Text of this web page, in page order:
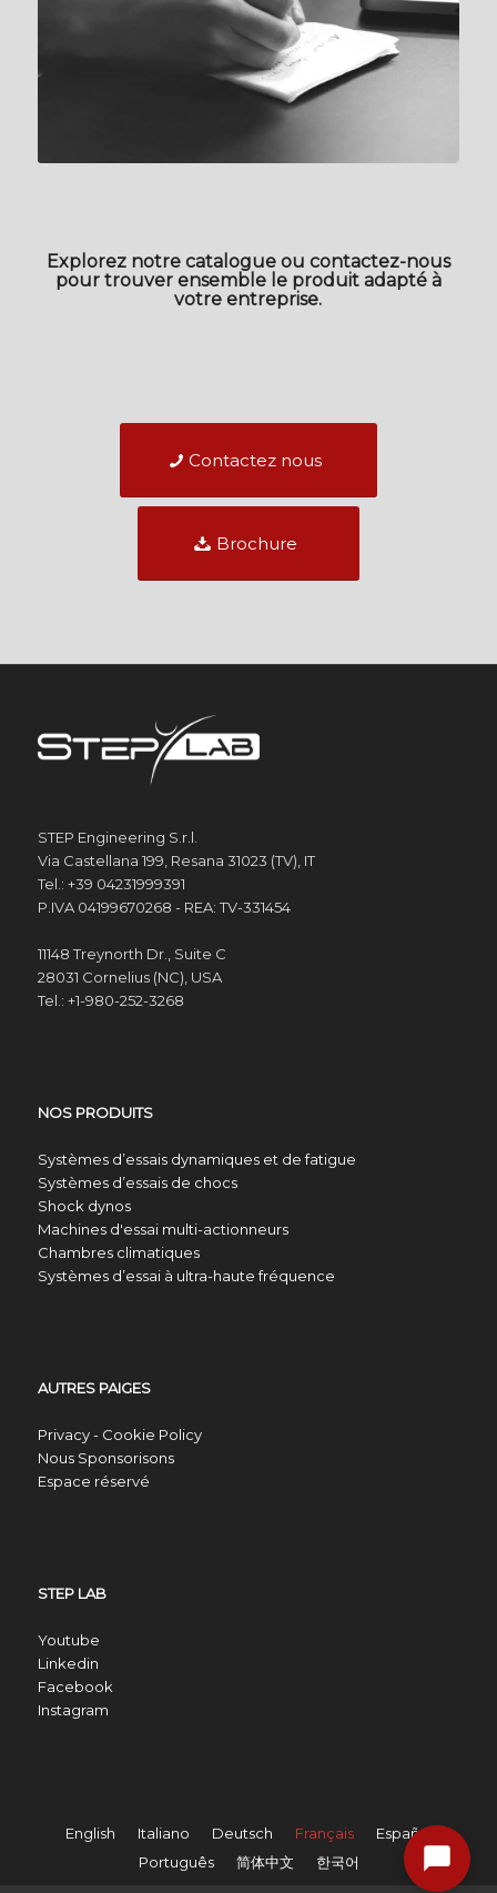
Explorez notre catalogue ou contactez-nous
pour trouver ensemble le produit adapté à
votre entreprise.
Contactez nous
Brochure
STEP Engineering S.r.l.
Via Castellana 199, Resana 31023 (TV), IT
Tel.: +39 04231999391
P.IVA 04199670268 - REA: TV-331454
11148 Treynorth Dr., Suite C
28031 Cornelius (NC), USA
Tel.: +1-980-252-3268
NOS PRODUITS
Systèmes d’essais dynamiques et de fatigue
Systèmes d’essais de chocs
Shock dynos
Machines d'essai multi-actionneurs
Chambres climatiques
Systèmes d’essai à ultra-haute fréquence
AUTRES PAIGES
Privacy - Cookie Policy
Nous Sponsorisons
Espace réservé
STEP LAB
Youtube
Linkedin
Facebook
Instagram
English Italiano Deutsch Français
Español
Português
简体中文 한국어